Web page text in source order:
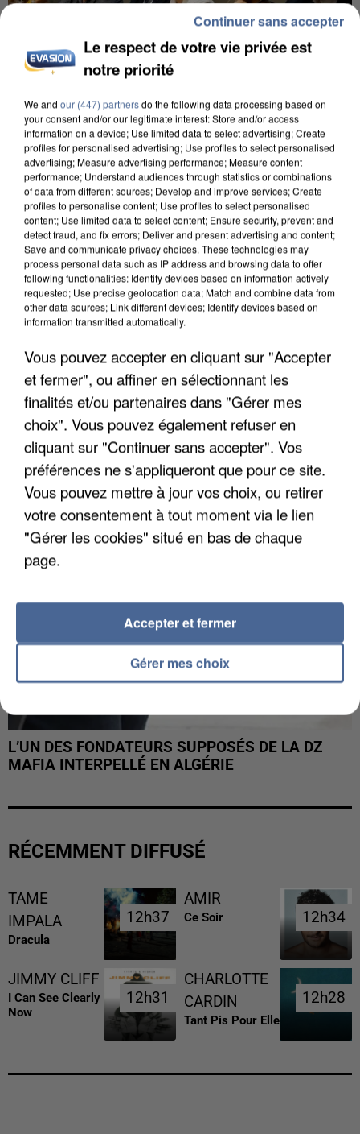
INCENDIES : L’ÎLE-DE-FRANCE LANCE UN ÉLAN
DE SOLIDARITÉ AVEC LES...
APRÈS TOUTES CES CANICULES, LES REFUGES
DE FAUNE SAUVAGE SONT...
L’UN DES FONDATEURS SUPPOSÉS DE LA DZ
MAFIA INTERPELLÉ EN ALGÉRIE
RÉCEMMENT DIFFUSÉ
TAME
IMPALA
Dracula
12h37
12h37
AMIR
Ce Soir 12h34
12h34
JIMMY CLIFF
I Can See Clearly
Now
12h31
12h31
CHARLOTTE
CARDIN
Tant Pis Pour Elle
12h28
12h28
Le respect de votre vie privée est
notre priorité
We and our (447) partnersdo the following data processing based on
your consent and/or our legitimate interest: Store and/or access
information on a device; Use limited data to select advertising; Create
profiles for personalised advertising; Use profiles to select personalised
advertising; Measure advertising performance; Measure content
performance; Understand audiences through statistics or combinations
of data from different sources; Develop and improve services; Create
profiles to personalise content; Use profiles to select personalised
content; Use limited data to select content; Ensure security, prevent and
detect fraud, and fix errors; Deliver and present advertising and content;
Save and communicate privacy choices. These technologies may
process personal data such as IP address and browsing data to offer
following functionalities: Identify devices based on information actively
requested; Use precise geolocation data; Match and combine data from
other data sources; Link different devices; Identify devices based on
information transmitted automatically.
Vous pouvez accepter en cliquant sur "Accepter
et fermer", ou affiner en sélectionnant les
finalités et/ou partenaires dans "Gérer mes
choix". Vous pouvez également refuser en
cliquant sur "Continuer sans accepter". Vos
préférences ne s'appliqueront que pour ce site.
Vous pouvez mettre à jour vos choix, ou retirer
votre consentement à tout moment via le lien
"Gérer les cookies" situé en bas de chaque
page.
Gérer mes choix
Accepter et fermer
Continuer sans accepter